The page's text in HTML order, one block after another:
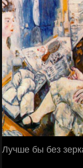
Лучше бы без